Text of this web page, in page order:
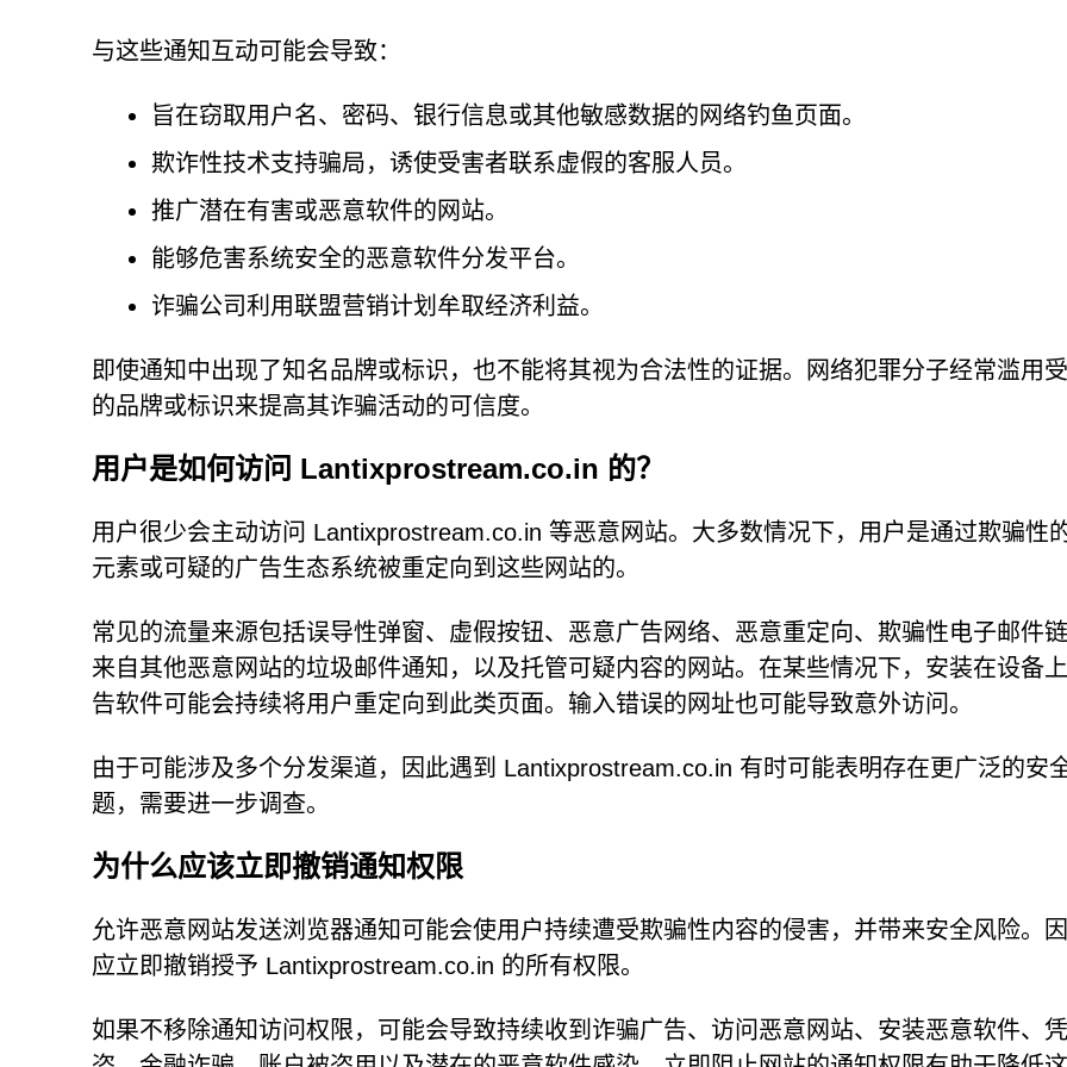
与这些通知互动可能会导致：
旨在窃取用户名、密码、银行信息或其他敏感数据的网络钓鱼页面。
欺诈性技术支持骗局，诱使受害者联系虚假的客服人员。
推广潜在有害或恶意软件的网站。
能够危害系统安全的恶意软件分发平台。
诈骗公司利用联盟营销计划牟取经济利益。
即使通知中出现了知名品牌或标识，也不能将其视为合法性的证据。网络犯罪分子经常滥用
的品牌或标识来提高其诈骗活动的可信度。
用户是如何访问 Lantixprostream.co.in 的？
用户很少会主动访问 Lantixprostream.co.in 等恶意网站。大多数情况下，用户是通过欺骗性
元素或可疑的广告生态系统被重定向到这些网站的。
常见的流量来源包括误导性弹窗、虚假按钮、恶意广告网络、恶意重定向、欺骗性电子邮件链
来自其他恶意网站的垃圾邮件通知，以及托管可疑内容的网站。在某些情况下，安装在设备
告软件可能会持续将用户重定向到此类页面。输入错误的网址也可能导致意外访问。
由于可能涉及多个分发渠道，因此遇到 Lantixprostream.co.in 有时可能表明存在更广泛的安
题，需要进一步调查。
为什么应该立即撤销通知权限
允许恶意网站发送浏览器通知可能会使用户持续遭受欺骗性内容的侵害，并带来安全风险。因
应立即撤销授予 Lantixprostream.co.in 的所有权限。
如果不移除通知访问权限，可能会导致持续收到诈骗广告、访问恶意网站、安装恶意软件、